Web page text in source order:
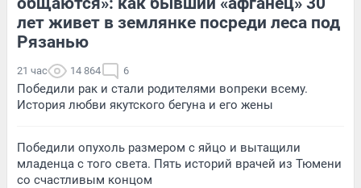
лет живет в землянке посреди леса под
Рязанью
21 час 14 864 6
Победили рак и стали родителями вопреки всему.
История любви якутского бегуна и его жены
Победили опухоль размером с яйцо и вытащили
младенца с того света. Пять историй врачей из Тюмени
со счастливым концом